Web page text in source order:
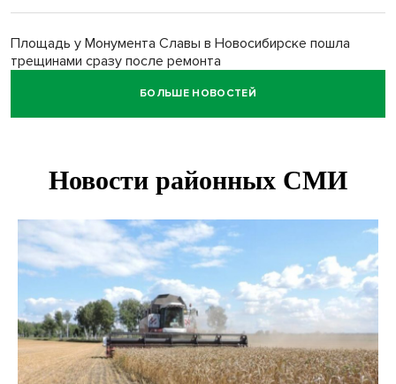
Площадь у Монумента Славы в Новосибирске пошла
трещинами сразу после ремонта
Африканский врач поразил новосибирцев в травмпункте
Покрытие рулежных дорожек обновили в аэропорту
В Новосибирске зафиксирован рост заболеваемости
энтеровирусной инфекцией
В Новосибирске осудили внука за продажу дедова ружья
псевдо-мигранту
БОЛЬШЕ НОВОСТЕЙ